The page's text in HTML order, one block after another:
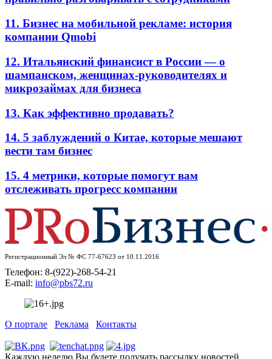
11. Бизнес на мобильной рекламе: история
компании Qmobi
12. Итальянский финансист в России — о
шампанском, женщинах-руководителях и
микрозаймах для бизнеса
13. Как эффективно продавать?
14. 5 заблуждений о Китае, которые мешают
вести там бизнес
15. 4 метрики, которые помогут вам
отслеживать прогресс компании
Регистрационный Эл № ФС 77-67623 от 10.11.2016
Телефон: 8-(922)-268-54-21
E-mail: info@pbs72.ru
О портале Реклама Контакты
Каждую неделю Вы будете получать рассылку новостей